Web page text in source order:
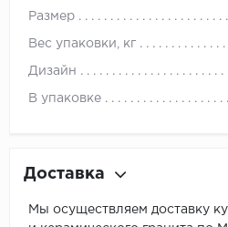
Размер
Вес упаковки, кг
Дизайн
В упаковке
Доставка
Мы осуществляем доставку